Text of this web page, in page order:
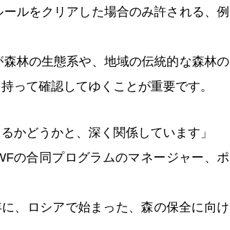
ルをクリアした場合のみ許される、例
林の生態系や、地域の伝統的な森林の
って確認してゆくことが重要です。
かどうかと、深く関係しています」
の合同プログラムのマネージャー、ポ
、ロシアで始まった、森の保全に向け